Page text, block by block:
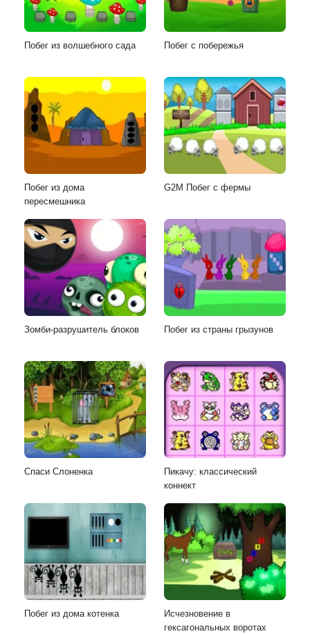
Побег из волшебного сада Побег с побережья
Побег из дома
пересмешника
G2M Побег с фермы
Зомби-разрушитель блоков Побег из страны грызунов
Спаси Слоненка
Пикачу: классический
коннект
Побег из дома котенка
Исчезновение в
гексагональных воротах